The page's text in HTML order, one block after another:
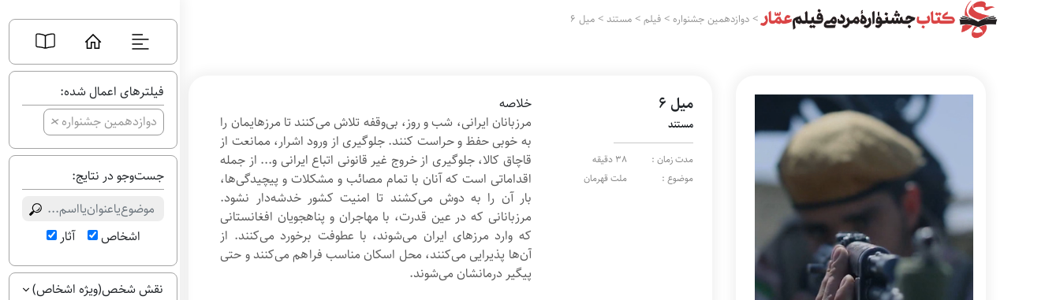
فیلترهای اعمال شده:
دوازدهمین جشنواره+
جست‌وجو در نتایج:
اشخاص آثار
نقش شخص(ویژه اشخاص)
>دوازدهمین جشنواره >فیلم >مستند >میل ۶
میل ۶
مستند
مدت زمان :
38 دقیقه
موضوع :
ملت قهرمان
خلاصه
مرزبانان ایرانی، شب و روز، بی‌وقفه تلاش می‌کنند تا مرزهایمان را
به خوبی حفظ و حراست کنند. جلوگیری از ورود اشرار، ممانعت از
قاچاق کالا، جلوگیری از خروج غیر قانونی اتباع ایرانی و... از جمله
اقداماتی است که آنان با تمام مصائب و مشکلات و پیچیدگی‌ها،
بار آن را به دوش می‌کشند تا امنیت کشور خدشه‌دار نشود.
مرزبانانی که در عین قدرت، با مهاجران و پناهجویان افغانستانی
که وارد مرزهای ایران می‌شوند، با عطوفت برخورد می‌کنند. از
آن‌ها پذیرایی می‌کنند، محل اسکان مناسب فراهم می‌کنند و حتی
پیگیر درمانشان می‌شوند.